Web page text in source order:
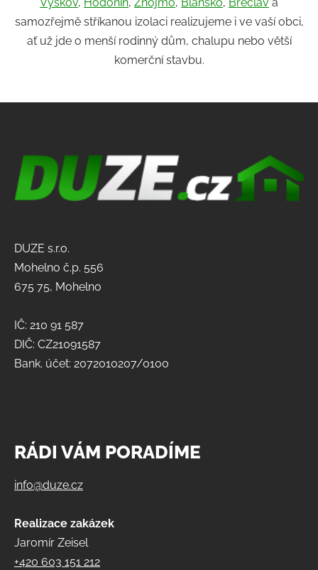
Vyškov, Hodonín, Znojmo, Blansko, Břeclav a
samozřejmě stříkanou izolaci realizujeme i ve vaší obci,
ať už jde o menší rodinný dům, chalupu nebo větší
komerční stavbu.
DUZE s.r.o.
Mohelno č.p. 556
675 75, Mohelno
IČ: 210 91 587
DIČ: CZ21091587
Bank. účet: 2072010207/0100
RÁDI VÁM PORADÍME
info@duze.cz
Realizace zakázek
Jaromír Zeisel
+420 603 151 212